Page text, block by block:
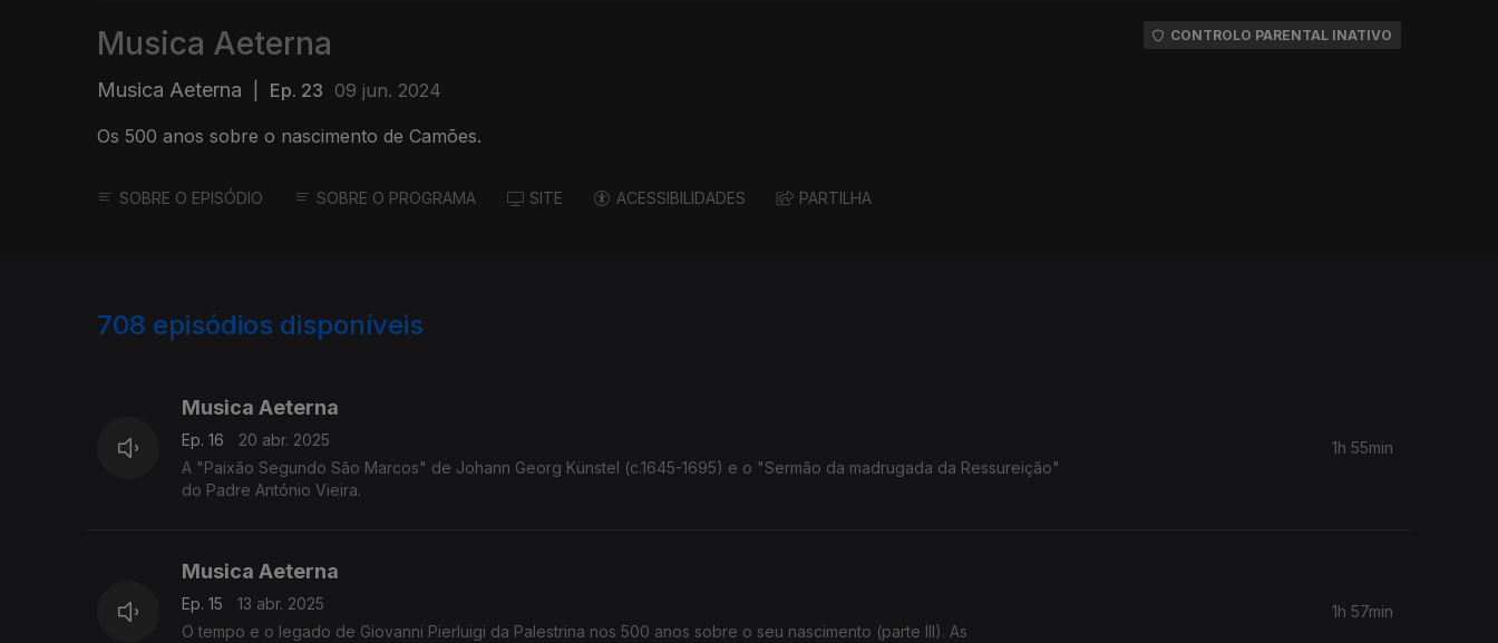
Musica Aeterna
Musica Aeterna Ep. 23 09 jun. 2024
Os 500 anos sobre o nascimento de Camões.
CONTROLO PARENTAL INATIVO
SOBRE O EPISÓDIO SOBRE O PROGRAMA SITE ACESSIBILIDADES PARTILHA
708 episódios disponíveis
Musica Aeterna
Ep. 16
20 abr. 2025
A "Paixão Segundo São Marcos" de Johann Georg Künstel (c.1645-1695) e o "Sermão da madrugada da Ressureição"
do Padre António Vieira.
1h 55min
Musica Aeterna
Ep. 15
13 abr. 2025
O tempo e o legado de Giovanni Pierluigi da Palestrina nos 500 anos sobre o seu nascimento (parte III). As
1h 57min